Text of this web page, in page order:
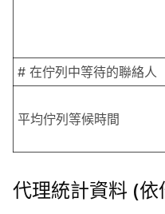
# 在佇列中等待的聯絡人
平均佇列等候時間
代理統計資料 (依